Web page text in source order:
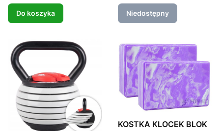
Do koszyka Niedostępny
KOSTKA KLOCEK BLOK